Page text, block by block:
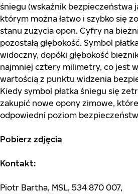
śniegu (wskaźnik bezpieczeństwa
którym można łatwo i szybko się
stanu zużycia opon. Cyfry na
pozostałą głębokość. Symbol
widoczny, dopóki głębokość
najmniej cztery milimetry, co jest
wartością z punktu widzenia
Kiedy symbol płatka śniegu się
zakupić nowe opony zimowe,
odpowiedni poziom
Pobierz zdjęcia
Kontakt:
Piotr Bartha, MSL, 534 870 007,